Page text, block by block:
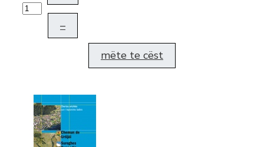
–
mëte te cëst